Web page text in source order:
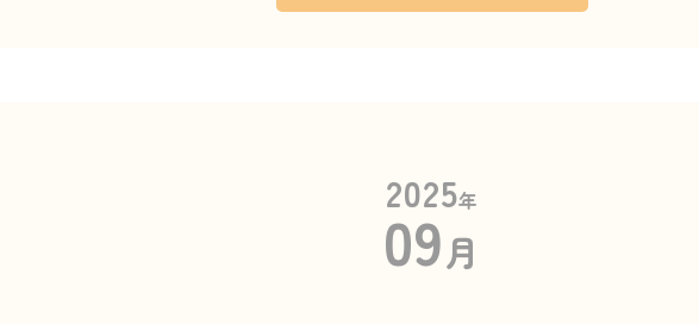
2025年
09月